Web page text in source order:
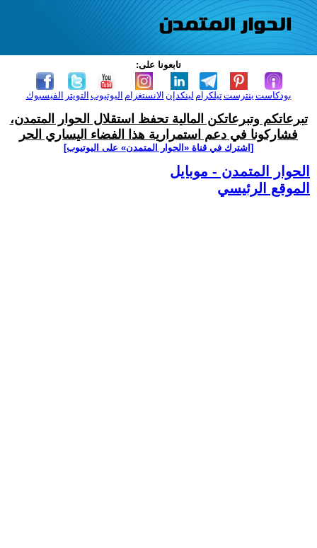
تابعونا على:
الفيسبوك التويتر اليوتيوب الانستغرام لينكدإن تيلكرامبنترست بودكاست
تبرعاتكم وتبرعاتكن المالية تحفظ استقلال الحوار المتمدن،
فشاركونا في دعم استمرارية هذا الفضاء اليساري الحر
[اشترك في قناة ‫«الحوار المتمدن» على اليوتيوب]
الحوار المتمدن - موبايل
الموقع الرئيسي